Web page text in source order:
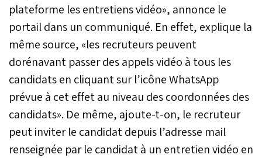
plateforme les entretiens vidéo», annonce le
portail dans un communiqué. En effet, explique la
même source, «les recruteurs peuvent
dorénavant passer des appels vidéo à tous les
candidats en cliquant sur l’icône WhatsApp
prévue à cet effet au niveau des coordonnées des
candidats». De même, ajoute-t-on, le recruteur
peut inviter le candidat depuis l’adresse mail
renseignée par le candidat à un entretien vidéo en